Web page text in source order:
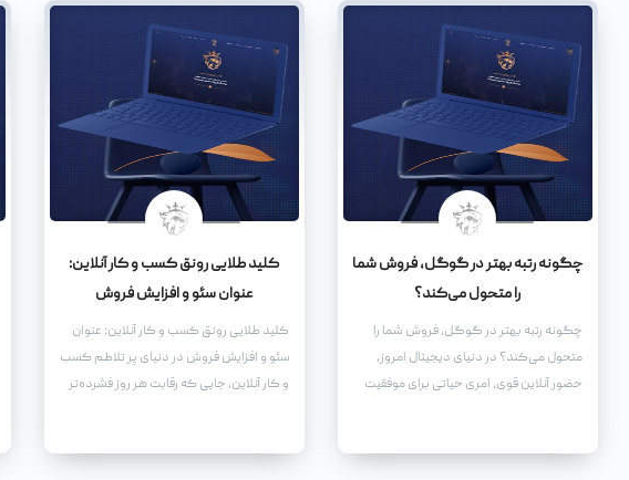
فروشگاهی حرفه‌ای می‌تواند به شما کمک
کند تا دامنه فعالیت خود را گسترش دهید،
مشتریان جدید جذب کنید، و در نهایت،
فروش و سودآوری خود را به طور چشمگیری
افزایش دهید.
چگونه رتبه بهتر در گوگل، فروش شما
را متحول می‌کند؟
چگونه رتبه بهتر در گوگل، فروش شما را
متحول می‌کند؟ در دنیای دیجیتال امروز،
حضور آنلاین قوی، امری حیاتی برای موفقیت
کلید طلایی رونق کسب و کار آنلاین:
عنوان سئو و افزایش فروش
کلید طلایی رونق کسب و کار آنلاین: عنوان
سئو و افزایش فروش در دنیای پر تلاطم کسب
و کار آنلاین، جایی که رقابت هر روز فشرده‌تر